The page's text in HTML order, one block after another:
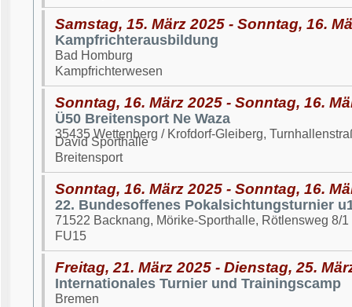
Samstag, 15. März 2025 - Sonntag, 16.
Kampfrichterausbildung
Bad Homburg
Kampfrichterwesen
Sonntag, 16. März 2025 - Sonntag, 16.
Ü50 Breitensport Ne Waza
35435 Wettenberg / Krofdorf-Gleiberg,
David Sporthalle
Breitensport
Sonntag, 16. März 2025 - Sonntag, 16.
22. Bundesoffenes Pokalsichtungsturnier
71522 Backnang, Mörike-Sporthalle, Rötlensweg 8/1
FU15
Freitag, 21. März 2025 - Dienstag, 25.
Internationales Turnier und Trainingscamp
Bremen